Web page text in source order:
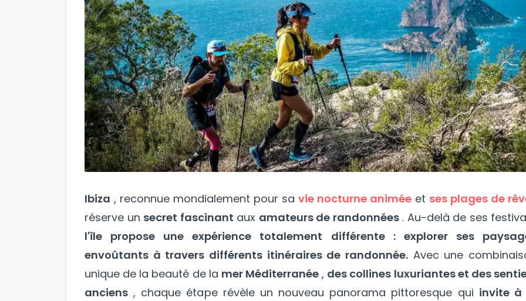
Ibiza , reconnue mondialement pour sa vie nocturne animée et ses plages de
réserve un secret fascinant aux amateurs de randonnées. Au-delà de ses
l'île propose une expérience totalement différente : explorer ses
envoûtants à travers différents itinéraires de randonnée. Avec une
unique de la beauté de la mer Méditerranée , des collines luxuriantes et des
anciens , chaque étape révèle un nouveau panorama pittoresque qui invite à